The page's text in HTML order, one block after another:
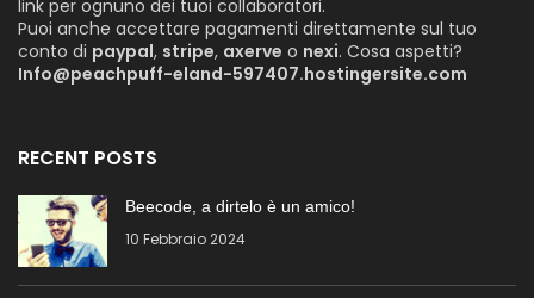
link per ognuno dei tuoi collaboratori.
Puoi anche accettare pagamenti direttamente sul tuo
conto di paypal, stripe, axerve o nexi. Cosa aspetti?
Info@peachpuff-eland-597407.hostingersite.com
RECENT POSTS
Beecode, a dirtelo è un amico!
10 Febbraio 2024